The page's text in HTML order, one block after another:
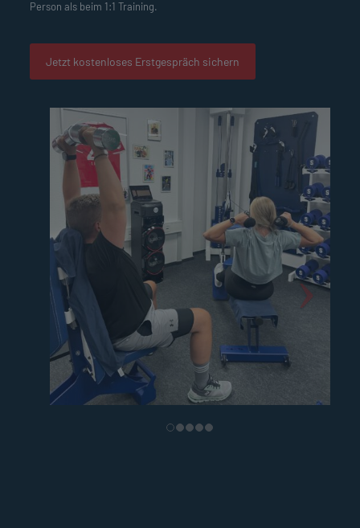
Person als beim 1:1 Training.
Jetzt kostenloses Erstgespräch sichern